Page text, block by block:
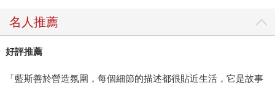
名人推薦
好評推薦
「藍斯善於營造氛圍，每個細節的描述都很貼近生活，它是故事